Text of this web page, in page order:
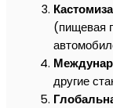
(пищевая
другие